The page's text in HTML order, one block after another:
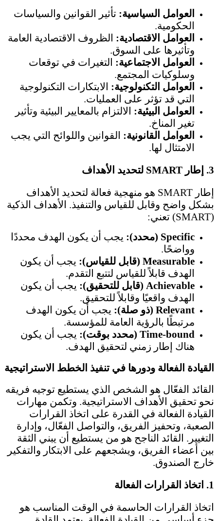
العوامل السياسية: تأثير القوانين والسياسات
الحكومية.
العوامل الاقتصادية: الظروف الاقتصادية العامة
وتأثيرها على السوق.
العوامل الاجتماعية: التغيرات في توقعات
وسلوكيات المجتمع.
العوامل التكنولوجية: الابتكارات التكنولوجية
التي قد تؤثر على العمليات.
العوامل البيئية: الالتزام بالمعايير البيئية وتأثير
تغير المناخ.
العوامل القانونية: القوانين واللوائح التي يجب
الامتثال لها.
3.
إطار SMART لتحديد الأهداف
إطار SMART هو منهجية فعالة لتحديد الأهداف
بشكل واضح وقابل للقياس والتنفيذ. الأهداف الذكية
(SMART) تعني:
Specific (محدد):
يجب أن يكون الهدف محددًا
وواضحًا.
Measurable (قابل للقياس):
يجب أن يكون
الهدف قابلاً للقياس لتتبع التقدم.
Achievable (قابل للتحقيق):
يجب أن يكون
الهدف واقعيًا وقابلاً للتحقيق.
Relevant (ذو صلة):
يجب أن يكون الهدف
مرتبطًا بالرؤية العامة للمؤسسة.
Time-bound (محدد بوقت):
يجب أن يكون
هناك إطار زمني لتحقيق الهدف.
القيادة الفعالة ودورها في تنفيذ الخطط الاستراتيجية
القائد الفعّال هو الشخص الذي يستطيع توجيه فريقه
نحو تحقيق الأهداف الاستراتيجية. وتكمن مهارات
القيادة الفعالة في القدرة على اتخاذ القرارات
الصعبة، وتحفيز الفريق، والتواصل الفعّال، وإدارة
التغيير. القائد الناجح هو من يستطيع أن يبني الثقة
بين أعضاء الفريق، ويشجعهم على الابتكار والتفكير
خارج الصندوق.
1.
اتخاذ القرارات الفعالة
اتخاذ القرارات الحاسمة في الوقت المناسب هو